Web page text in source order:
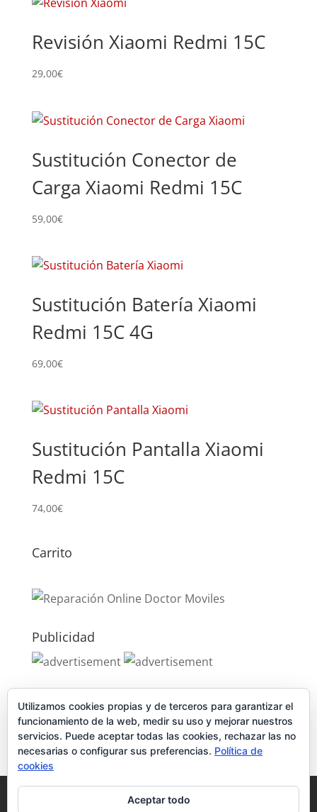
Revisión Xiaomi Redmi 15C
29,00€
Sustitución Conector de
Carga Xiaomi Redmi 15C
59,00€
Sustitución Batería Xiaomi
Redmi 15C 4G
69,00€
Sustitución Pantalla Xiaomi
Redmi 15C
74,00€
Carrito
Publicidad
Publicidad
Condiciones y Privacidad
Utilizamos cookies propias y de terceros para garantizar el
funcionamiento de la web, medir su uso y mejorar nuestros
servicios. Puede aceptar todas las cookies, rechazar las no
necesarias o configurar sus preferencias. Política de
cookies
Aceptar todo